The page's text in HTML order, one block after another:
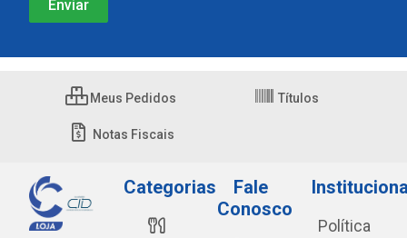
Meus Pedidos Títulos
Notas Fiscais
Categorias
Fale
Conosco
Política